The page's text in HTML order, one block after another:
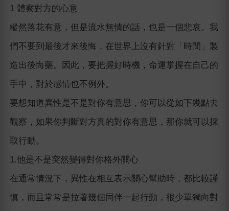
1 體察對方的心意
縱然落花有意，但是流水無情的話，也是一個悲哀。我
們不要到最後才來後悔，在世界上沒有針對「時間」製
造出後悔藥。因此，要把握好時機，命運掌握在自己的
手中，對於感情也不例外。
要想知道異性是不是對你有意思，你可以從如下幾點去
觀察，如果你判斷對方真的對你有意思，那你就可以採
取行動。
1.他是不是突然變得對你格外關心
在通常情況下，異性在相互表示關心幫助時，都比較謹
慎，而且常常是拉著幾個同伴一起行動，很少單獨向對